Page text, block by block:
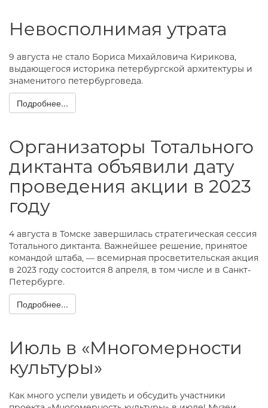
Невосполнимая утрата
9 августа не стало Бориса Михайловича Кирикова,
выдающегося историка петербургской архитектуры и
знаменитого петербурговеда.
Подробнее...
Организаторы Тотального
диктанта объявили дату
проведения акции в 2023
году
4 августа в Томске завершилась стратегическая сессия
Тотального диктанта. Важнейшее решение, принятое
командой штаба, — всемирная просветительская акция
в 2023 году состоится 8 апреля, в том числе и в Санкт-
Петербурге.
Подробнее...
Июль в «Многомерности
культуры»
Как много успели увидеть и обсудить участники